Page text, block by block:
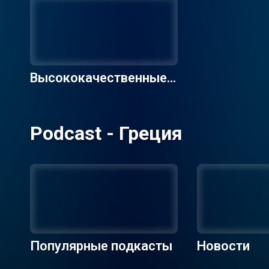
Высококачественные р
Podcast - Греция
Популярные подкасты Новости